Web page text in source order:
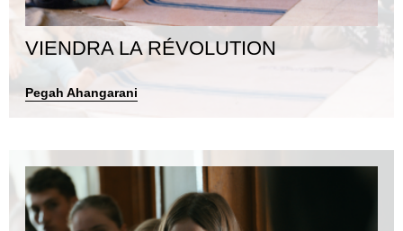
VIENDRA LA RÉVOLUTION
Pegah Ahangarani